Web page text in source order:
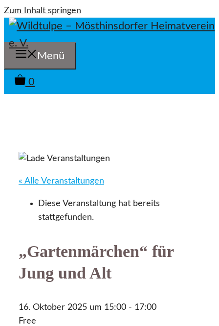
Zum Inhalt springen
Menü
0
« Alle Veranstaltungen
Diese Veranstaltung hat bereits
stattgefunden.
„Gartenmärchen“ für
Jung und Alt
16. Oktober 2025 um 15:00 - 17:00
Free